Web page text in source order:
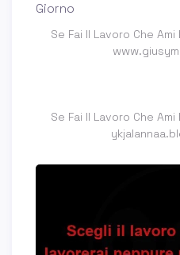
Se Fai Il Lavoro Che
Se Fai Il Lavoro Che